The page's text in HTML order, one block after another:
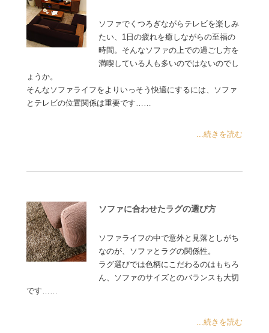
ソファでくつろぎながらテレビを楽しみ
たい、1日の疲れを癒しながらの至福の
時間。そんなソファの上での過ごし方を
満喫している人も多いのではないのでし
ょうか。
そんなソファライフをよりいっそう快適にするには、ソファ
とテレビの位置関係は重要です……
...続きを読む
ソファに合わせたラグの選び方
ソファライフの中で意外と見落としがち
なのが、ソファとラグの関係性。
ラグ選びでは色柄にこだわるのはもちろ
ん、ソファのサイズとのバランスも大切
です……
...続きを読む